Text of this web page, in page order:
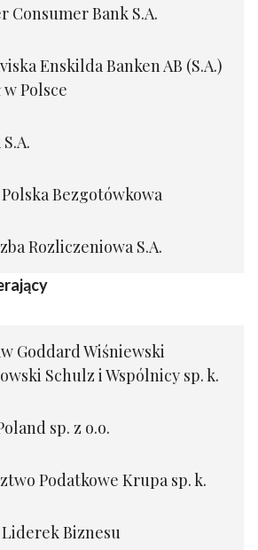
Consumer Bank S.A.
Enskilda Banken AB (S.A.)
Polsce
Bezgotówkowa
Rozliczeniowa S.A.
Goddard Wiśniewski
Schulz i Wspólnicy sp. k.
sp. z o.o.
Podatkowe Krupa sp. k.
Biznesu